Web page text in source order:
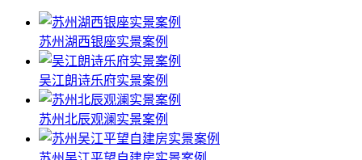
苏州湖西银座实景案例
吴江朗诗乐府实景案例
苏州北辰观澜实景案例